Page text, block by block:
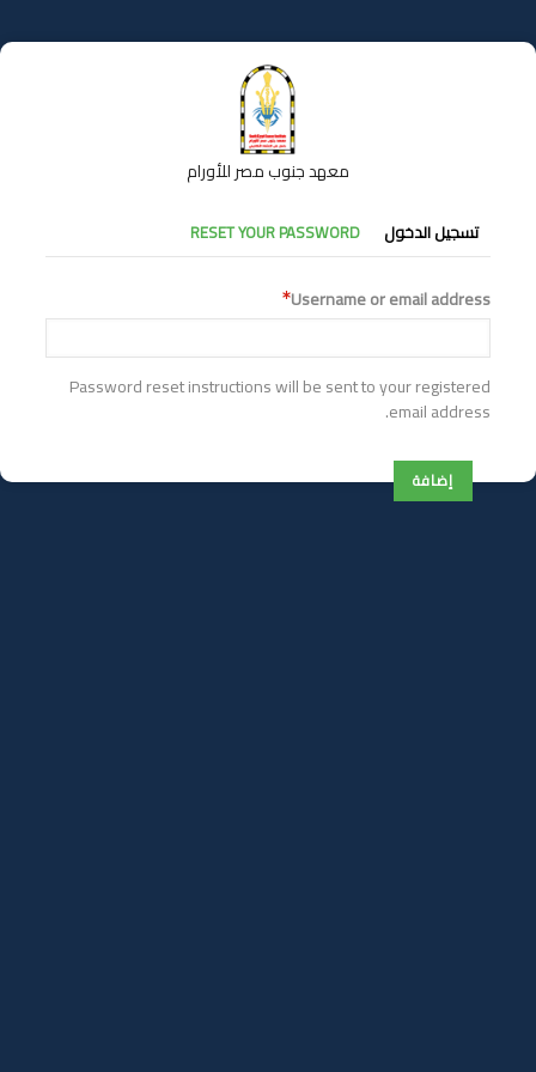
إلى
المحتوى
معهد جنوب مصر للأورام
التبويبات
الأساسية
تسجيل الدخول RESET YOUR PASSWORD
Username or email address
Password reset instructions will be sent to your registered
email address.